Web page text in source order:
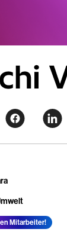
Mitarbeiter!